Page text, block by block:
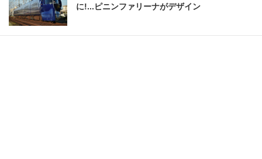
に!...ピニンファリーナがデザイン